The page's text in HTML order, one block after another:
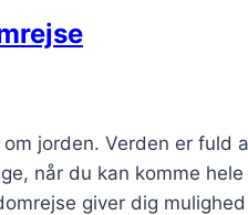
jorden. Verden er
når du kan komme
giver dig